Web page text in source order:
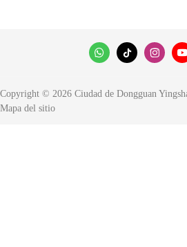
Copyright © 2026 Ciudad de Dongguan
Mapa del sitio